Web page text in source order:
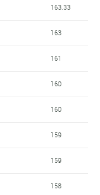
163.33
163
161
160
160
159
159
158